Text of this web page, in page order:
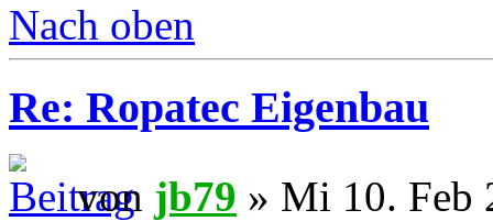
Nach oben
Re: Ropatec Eigenbau
von jb79 » Mi 10. Feb